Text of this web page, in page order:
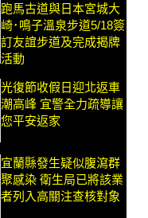
跑馬古道與日本宮城大
崎･鳴子溫泉步道5/18簽
訂友誼步道及完成揭牌
活動
光復節收假日迎北返車
潮高峰 宜警全力疏導讓
您平安返家
宜蘭縣發生疑似腹瀉群
聚感染 衛生局已將該業
者列入高關注查核對象